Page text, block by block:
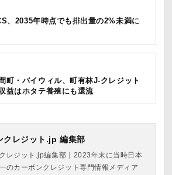
、2035年時点でも排出量の2%未満に
町・バイウィル、町有林J-クレジット
益はホタテ養殖にも還流
クレジット.jp 編集部
レジット.jp編集部｜2023年末に当時日本
のカーボンクレジット専門情報メディア